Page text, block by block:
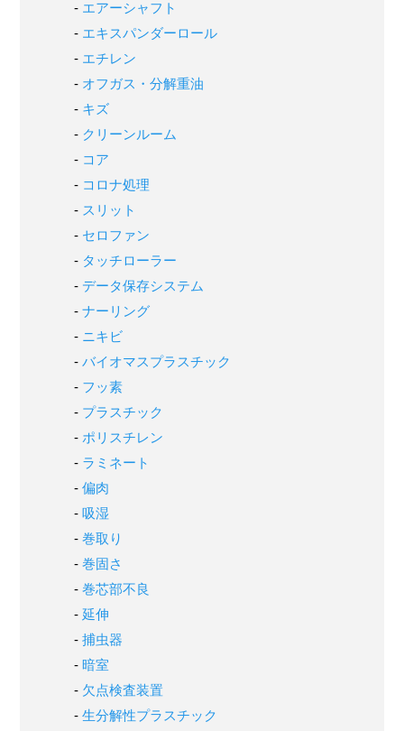
エアーシャフト
エキスパンダーロール
エチレン
オフガス・分解重油
キズ
クリーンルーム
コア
コロナ処理
スリット
セロファン
タッチローラー
データ保存システム
ナーリング
ニキビ
バイオマスプラスチック
フッ素
プラスチック
ポリスチレン
ラミネート
偏肉
吸湿
巻取り
巻固さ
巻芯部不良
延伸
捕虫器
暗室
欠点検査装置
生分解性プラスチック